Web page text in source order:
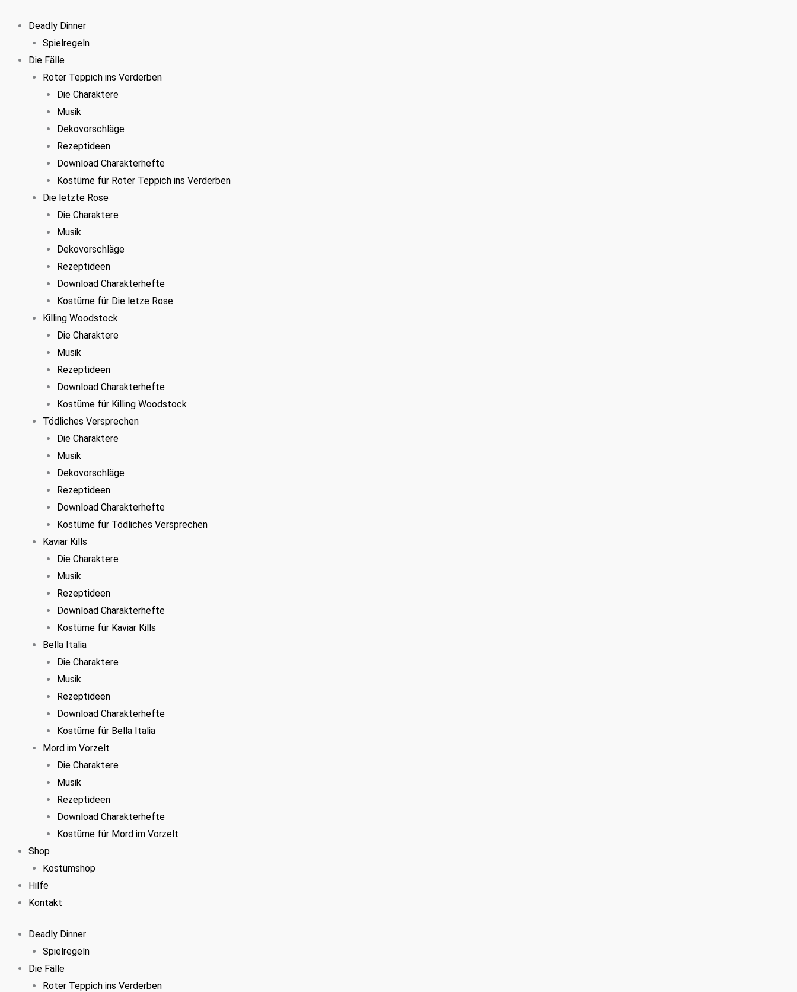
Inhalt
springen
Deadly Dinner
Spielregeln
Die Fälle
Roter Teppich ins Verderben
Die Charaktere
Musik
Dekovorschläge
Rezeptideen
Download Charakterhefte
Kostüme für Roter Teppich ins Verderben
Die letzte Rose
Die Charaktere
Musik
Dekovorschläge
Rezeptideen
Download Charakterhefte
Kostüme für Die letze Rose
Killing Woodstock
Die Charaktere
Musik
Rezeptideen
Download Charakterhefte
Kostüme für Killing Woodstock
Tödliches Versprechen
Die Charaktere
Musik
Dekovorschläge
Rezeptideen
Download Charakterhefte
Kostüme für Tödliches Versprechen
Kaviar Kills
Die Charaktere
Musik
Rezeptideen
Download Charakterhefte
Kostüme für Kaviar Kills
Bella Italia
Die Charaktere
Musik
Rezeptideen
Download Charakterhefte
Kostüme für Bella Italia
Mord im Vorzelt
Die Charaktere
Musik
Rezeptideen
Download Charakterhefte
Kostüme für Mord im Vorzelt
Shop
Kostümshop
Hilfe
Kontakt
Deadly Dinner
Spielregeln
Die Fälle
Roter Teppich ins Verderben